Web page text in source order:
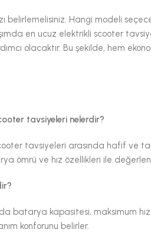
belirlemelisiniz. Hangi modeli
en ucuz elektrikli scooter
olacaktır. Bu şekilde, hem
tavsiyeleri nelerdir?
tavsiyeleri arasında hafif ve
ömrü ve hız özellikleri ile
batarya kapasitesi, maksimum
konforunu belirler.